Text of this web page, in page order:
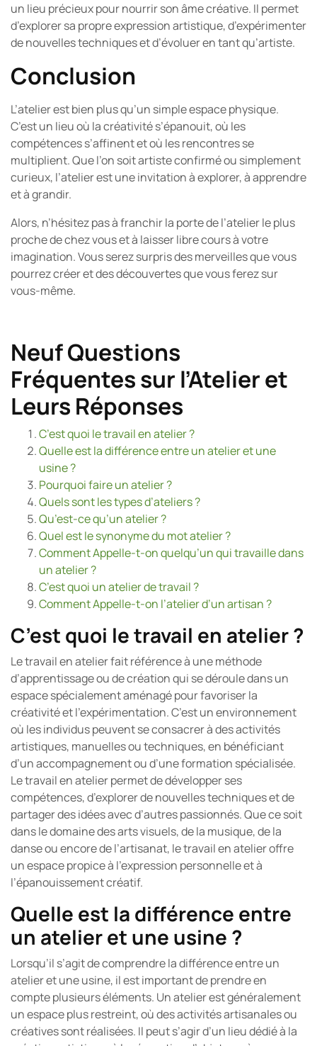
un lieu précieux pour nourrir son âme créative. Il permet
d’explorer sa propre expression artistique, d’expérimenter
de nouvelles techniques et d’évoluer en tant qu’artiste.
Conclusion
L’atelier est bien plus qu’un simple espace physique.
C’est un lieu où la créativité s’épanouit, où les
compétences s’affinent et où les rencontres se
multiplient. Que l’on soit artiste confirmé ou simplement
curieux, l’atelier est une invitation à explorer, à apprendre
et à grandir.
Alors, n’hésitez pas à franchir la porte de l’atelier le plus
proche de chez vous et à laisser libre cours à votre
imagination. Vous serez surpris des merveilles que vous
pourrez créer et des découvertes que vous ferez sur
vous-même.
Neuf Questions
Fréquentes sur l’Atelier et
Leurs Réponses
C’est quoi le travail en atelier ?
Quelle est la différence entre un atelier et une
usine ?
Pourquoi faire un atelier ?
Quels sont les types d’ateliers ?
Qu’est-ce qu’un atelier ?
Quel est le synonyme du mot atelier ?
Comment Appelle-t-on quelqu’un qui travaille dans
un atelier ?
C’est quoi un atelier de travail ?
Comment Appelle-t-on l’atelier d’un artisan ?
C’est quoi le travail en atelier ?
Le travail en atelier fait référence à une méthode
d’apprentissage ou de création qui se déroule dans un
espace spécialement aménagé pour favoriser la
créativité et l’expérimentation. C’est un environnement
où les individus peuvent se consacrer à des activités
artistiques, manuelles ou techniques, en bénéficiant
d’un accompagnement ou d’une formation spécialisée.
Le travail en atelier permet de développer ses
compétences, d’explorer de nouvelles techniques et de
partager des idées avec d’autres passionnés. Que ce soit
dans le domaine des arts visuels, de la musique, de la
danse ou encore de l’artisanat, le travail en atelier offre
un espace propice à l’expression personnelle et à
l’épanouissement créatif.
Quelle est la différence entre
un atelier et une usine ?
Lorsqu’il s’agit de comprendre la différence entre un
atelier et une usine, il est important de prendre en
compte plusieurs éléments. Un atelier est généralement
un espace plus restreint, où des activités artisanales ou
créatives sont réalisées. Il peut s’agir d’un lieu dédié à la